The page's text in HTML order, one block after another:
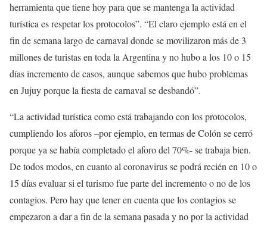
herramienta que tiene hoy para que se mantenga la actividad
turística es respetar los protocolos”. “El claro ejemplo está en el
fin de semana largo de carnaval donde se movilizaron más de 3
millones de turistas en toda la Argentina y no hubo a los 10 o 15
días incremento de casos, aunque sabemos que hubo problemas
en Jujuy porque la fiesta de carnaval se desbandó”.
“La actividad turística como está trabajando con los protocolos,
cumpliendo los aforos –por ejemplo, en termas de Colón se cerró
porque ya se había completado el aforo del 70%- se trabaja bien.
De todos modos, en cuanto al coronavirus se podrá recién en 10 o
15 días evaluar si el turismo fue parte del incremento o no de los
contagios. Pero hay que tener en cuenta que los contagios se
empezaron a dar a fin de la semana pasada y no por la actividad